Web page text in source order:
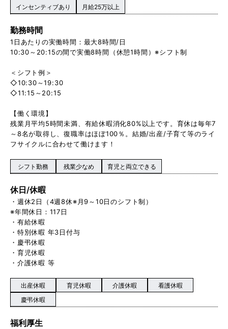
インセンティブあり 月給25万以上
勤務時間
1日あたりの実働時間：最大8時間/日
10:30～20:15の間で実働8時間（休憩1時間）※シフト制
＜シフト例＞
◇10:30～19:30
◇11:15～20:15
【働く環境】
残業月平均5時間未満、有給休暇消化80%以上です。育休は毎年7
～8名が取得し、復職率はほぼ100％。結婚/出産/子育て等のライ
フサイクルに合わせて働けます！
シフト勤務 残業少なめ 育児と両立できる
休日/休暇
・週休2日（4週8休※月9～10日のシフト制）
※年間休日：117日
・有給休暇
・特別休暇 年3日付与
・慶弔休暇
・育児休暇
・介護休暇 等
出産休暇 育児休暇 介護休暇
看護休暇
慶弔休暇
福利厚生